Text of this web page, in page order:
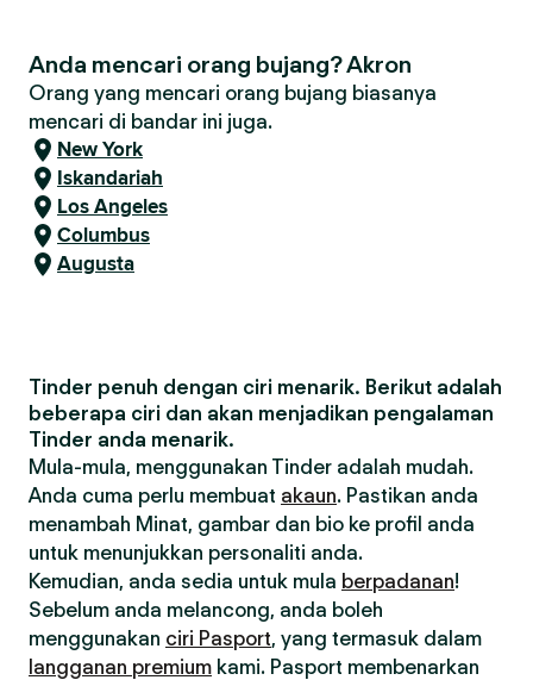
Anda mencari orang bujang? Akron
Orang yang mencari orang bujang biasanya
mencari di bandar ini juga.
New York
Iskandariah
Los Angeles
Columbus
Augusta
Tinder penuh dengan ciri menarik. Berikut adalah
beberapa ciri dan akan menjadikan pengalaman
Tinder anda menarik.
Mula-mula, menggunakan Tinder adalah mudah.
Anda cuma perlu membuat akaun. Pastikan anda
menambah Minat, gambar dan bio ke profil anda
untuk menunjukkan personaliti anda.
Kemudian, anda sedia untuk mula berpadanan!
Sebelum anda melancong, anda boleh
menggunakan ciri Pasport, yang termasuk dalam
langganan premium kami. Pasport membenarkan